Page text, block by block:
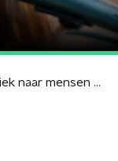
Waarom Iris Hond haar muziek naar mensen toebrengt die het nodig hebben